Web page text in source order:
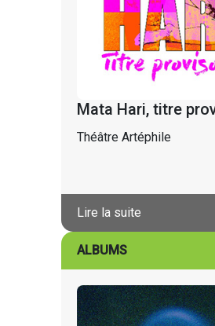
Mata Hari, titre
Théâtre Artéphile
Lire la suite
ALBUMS